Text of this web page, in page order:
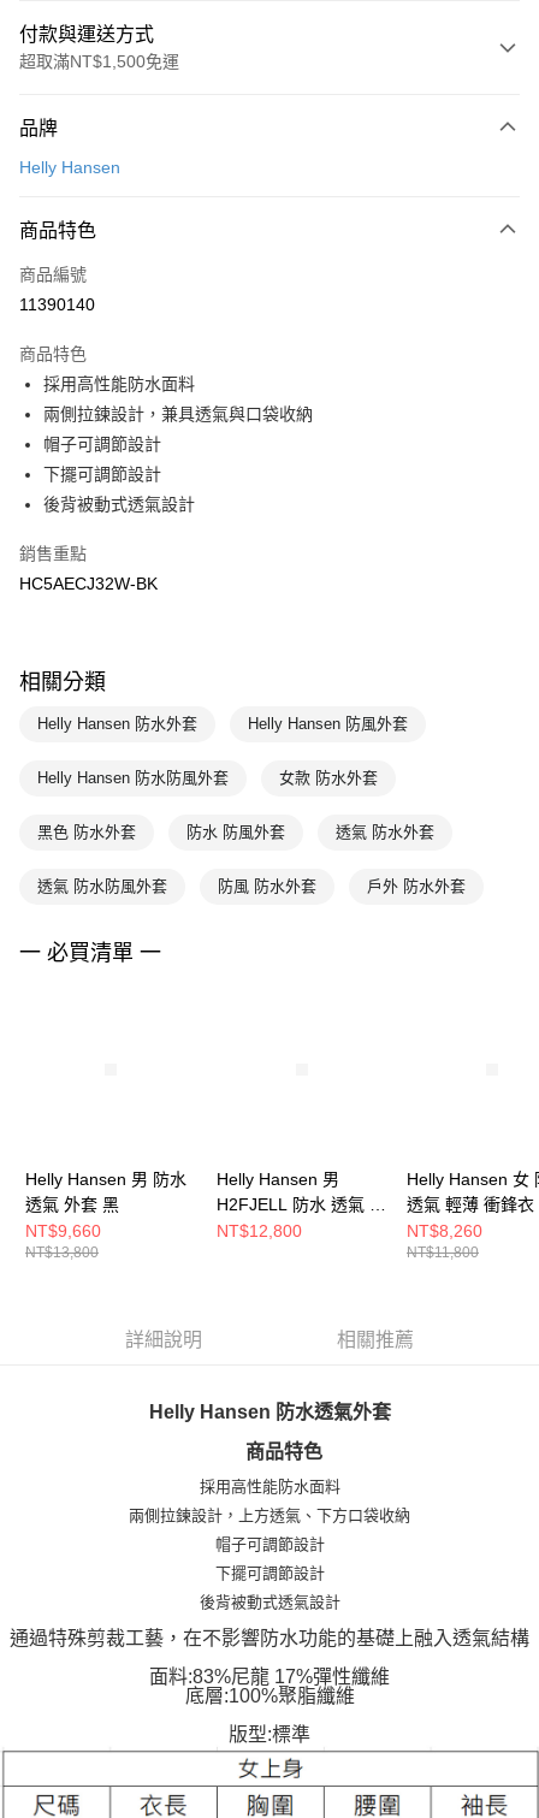
付款與運送方式
超取滿NT$1,500免運
信用卡一次付款
Apple Pay
悠遊付
7-11取貨(快速到店)
每筆NT$100，滿NT$1,500(含以上)免運費
宅配-本島
每筆NT$100，滿NT$1,500(含以上)免運費
品牌
Helly Hansen
商品特色
商品編號
11390140
商品特色
採用高性能防水面料
兩側拉鍊設計，兼具透氣與口袋收納
帽子可調節設計
下擺可調節設計
後背被動式透氣設計
銷售重點
HC5AECJ32W-BK
相關分類
Helly Hansen 防水外套 Helly Hansen 防風外套
Helly Hansen 防水防風外套 女款 防水外套
黑色 防水外套 防水 防風外套 透氣 防水外套
透氣 防水防風外套 防風 防水外套 戶外 防水外套
一 必買清單 一
Helly Hansen 男 防水
透氣 外套 黑
NT$9,660
NT$13,800
Helly Hansen 男
H2FJELL 防水 透氣 外
套 衝鋒衣 黑
NT$12,800
Helly Hansen 女
透氣 輕薄 衝鋒衣
黑
NT$8,260
NT$11,800
詳細說明 相關推薦
Helly Hansen 防水透氣外套
商品特色
採用高性能防水面料
兩側拉鍊設計，上方透氣、下方口袋收納
帽子可調節設計
下擺可調節設計
後背被動式透氣設計
通過特殊剪裁工藝，在不影響防水功能的基礎上融入透氣結構
面料:83%尼龍 17%彈性纖維
底層:100%聚脂纖維
版型:標準